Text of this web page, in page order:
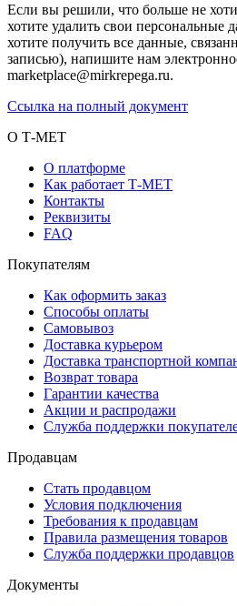
Если вы решили, что больше не
хотите удалить свои персональные
хотите получить все данные,
записью), напишите нам
marketplace@mirkrepega.ru.
Ссылка на полный документ
О Т-МЕТ
О платформе
Как работает Т-МЕТ
Контакты
Реквизиты
FAQ
Покупателям
Как оформить заказ
Способы оплаты
Самовывоз
Доставка курьером
Доставка транспортной
Возврат товара
Гарантии качества
Акции и распродажи
Служба поддержки
Продавцам
Стать продавцом
Условия подключения
Требования к продавцам
Правила размещения товаров
Служба поддержки продавцов
Документы